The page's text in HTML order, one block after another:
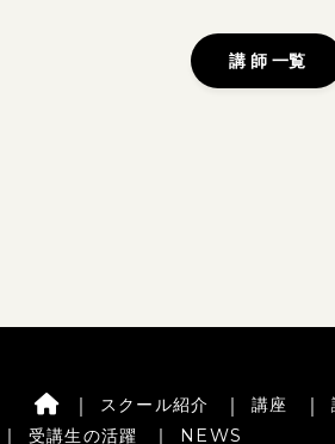
講 師 一覧
スクール紹介 講座
受講生の活躍
NEWS